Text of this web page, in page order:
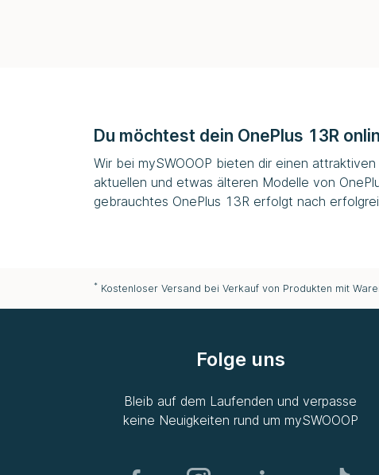
Du möchtest dein OnePlus 13R
Wir bei mySWOOOP bieten dir einen
aktuellen und etwas älteren Modelle von
gebrauchtes OnePlus 13R erfolgt nach
* Kostenloser Versand bei Verkauf von Produkten mit
Folge uns
Bleib auf dem Laufenden und verpasse
keine Neuigkeiten rund um mySWOOOP